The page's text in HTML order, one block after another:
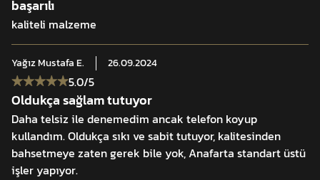
Ayarlanabilir gergi ipi ile sabit tutuş
Açık tasarım ile hızlı erişim
MOLLE/PALS uyumlu montaj sistemi
başarılı
kaliteli malzeme
Yağız MustafaE. 26.09.2024
5.0/5
Oldukça sağlam tutuyor
Daha telsiz ile denemedim ancak telefon koyup
kullandım. Oldukça sıkı ve sabit tutuyor, kalitesinden
bahsetmeye zaten gerek bile yok, Anafarta standart üstü
işler yapıyor.